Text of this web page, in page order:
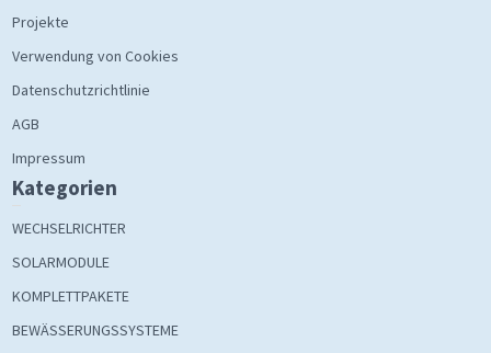
Projekte
Verwendung von Cookies
Datenschutzrichtlinie
AGB
Impressum
Kategorien
WECHSELRICHTER
SOLARMODULE
KOMPLETTPAKETE
BEWÄSSERUNGSSYSTEME